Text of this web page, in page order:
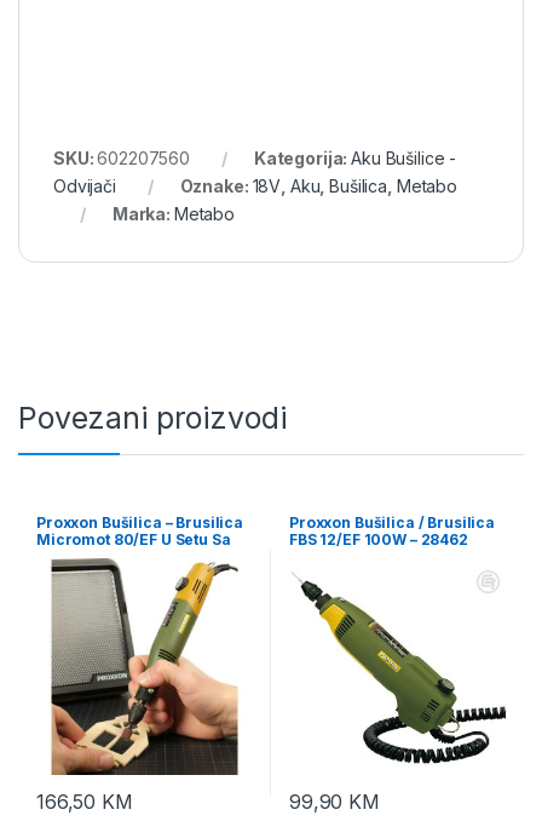
SKU:602207560 Kategorija:Aku Bušilice -
Odvijači
Oznake: 18V Aku ,Bušilica Metabo
Marka: Metabo
Povezani proizvodi
Proxxon Bušilica – Brusilica
Micromot 80/EF U Setu Sa
Priborom 230V Stezna Glava
– 28507
166,50 KM
Proxxon Bušilica / Brusilica
FBS 12/EF 100W – 28462
99,90 KM